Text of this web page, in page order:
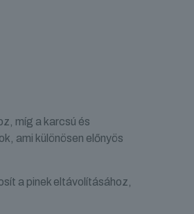
míg a karcsú és
ami különösen előnyös
a pinek eltávolításához,